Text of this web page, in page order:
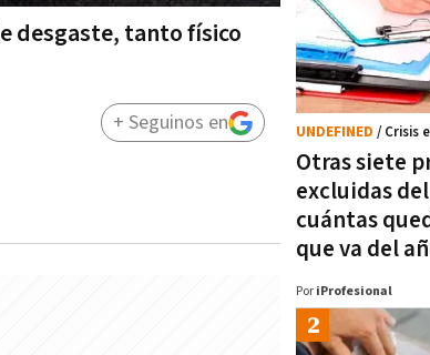
desgaste, tanto físico
+ Seguinos en
Otras siete
excluidas
cuántas
que va del
UNDEFINED / Crisis
Por iProfesional